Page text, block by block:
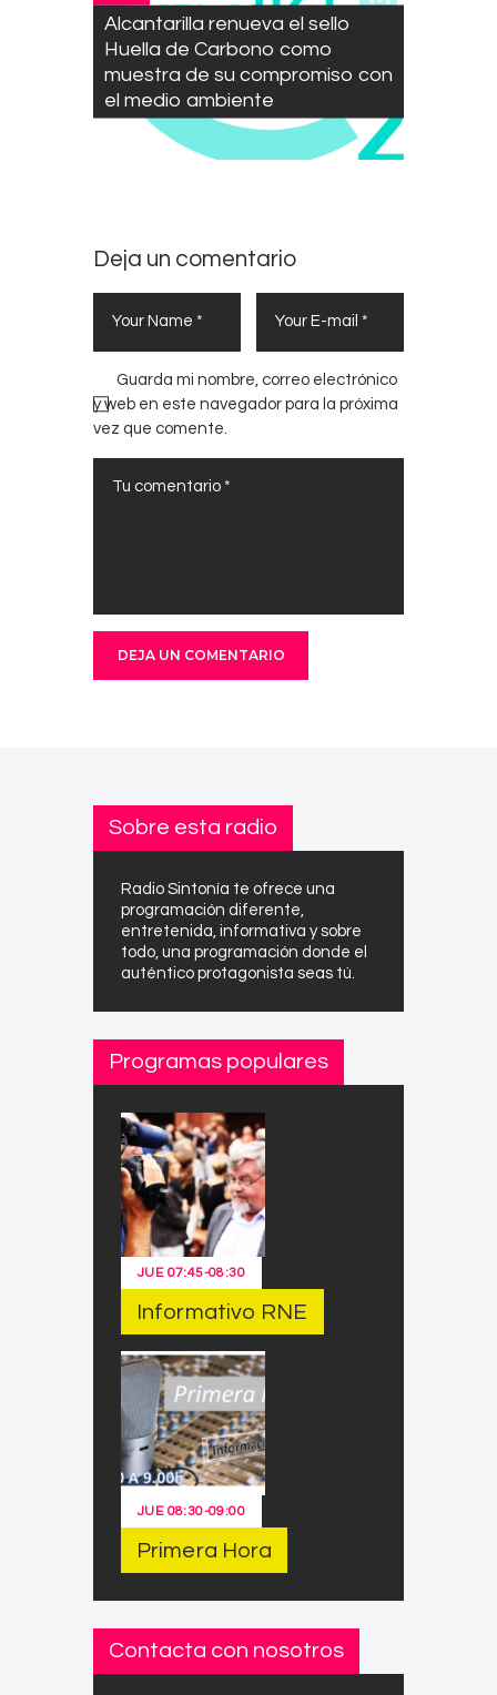
Alcantarilla renueva el sello
Huella de Carbono como
muestra de su compromiso con
el medio ambiente
Deja un comentario
Guarda mi nombre, correo electrónico
y web en este navegador para la próxima
vez que comente.
Sobre esta radio
Radio Sintonía te ofrece una
programación diferente,
entretenida, informativa y sobre
todo, una programación donde el
auténtico protagonista seas tú.
Programas populares
JUE 07:45-08:30
Informativo RNE
JUE 08:30-09:00
Primera Hora
Contacta con nosotros